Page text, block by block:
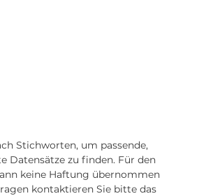
Stichworten, um passende,
Datensätze zu finden. Für den
keine Haftung übernommen
kontaktieren Sie bitte das